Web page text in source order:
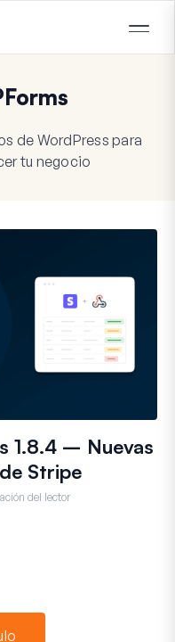
de WordPress para
tu negocio
1.8.4 – Nuevas
Stripe
del lector